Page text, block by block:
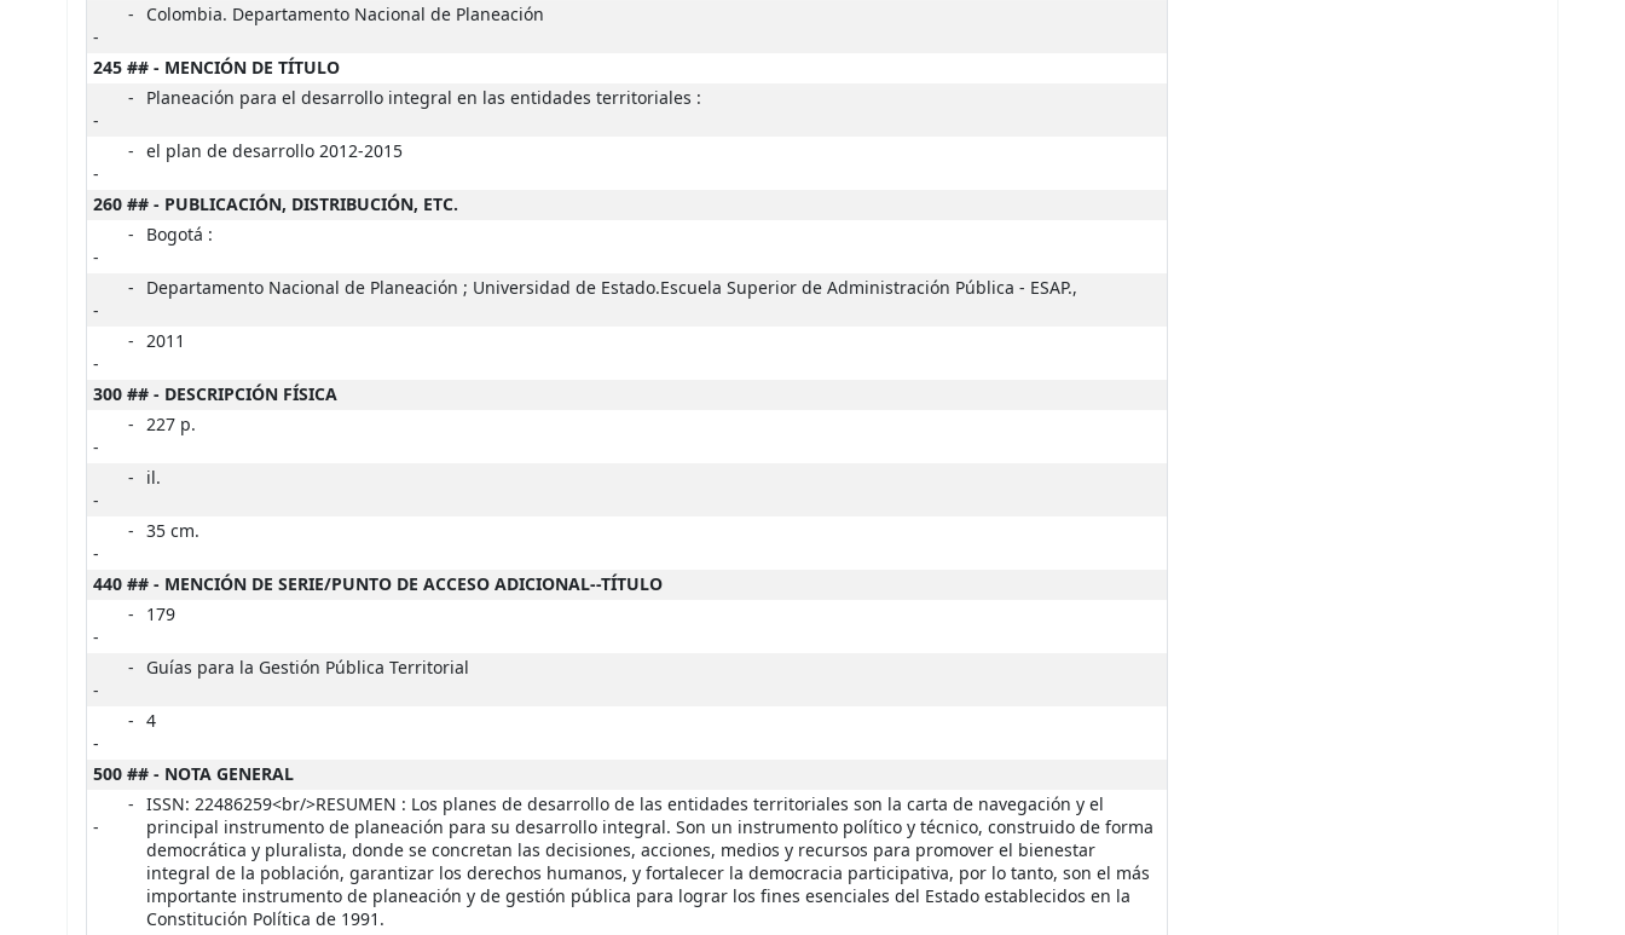
-
-
Colombia. Departamento Nacional de Planeación
245 ## - MENCIÓN DE TÍTULO
-
-
Planeación para el desarrollo integral en las entidades territoriales :
-
-
el plan de desarrollo 2012-2015
260 ## - PUBLICACIÓN, DISTRIBUCIÓN, ETC.
-
-
Bogotá :
-
-
Departamento Nacional de Planeación ; Universidad de Estado.Escuela Superior de Administración Pública - ESAP.,
-
-
2011
300 ## - DESCRIPCIÓN FÍSICA
-
-
227 p.
-
-
il.
-
-
35 cm.
440 ## - MENCIÓN DE SERIE/PUNTO DE ACCESO ADICIONAL--TÍTULO
-
-
179
-
-
Guías para la Gestión Pública Territorial
-
-
4
500 ## - NOTA GENERAL
-
-
ISSN: 22486259<br/>RESUMEN : Los planes de desarrollo de las entidades territoriales son la carta de navegación y el
principal instrumento de planeación para su desarrollo integral. Son un instrumento político y técnico, construido de forma
democrática y pluralista, donde se concretan las decisiones, acciones, medios y recursos para promover el bienestar
integral de la población, garantizar los derechos humanos, y fortalecer la democracia participativa, por lo tanto, son el más
importante instrumento de planeación y de gestión pública para lograr los fines esenciales del Estado establecidos en la
Constitución Política de 1991.